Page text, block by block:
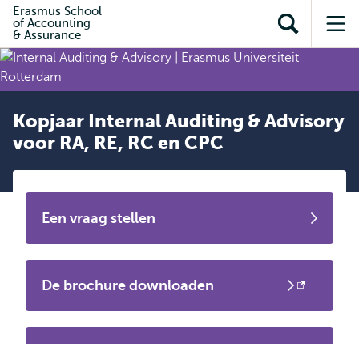
inhoud
gaan
gaan
Direct naar
subnavigatie
Erasmus School
of Accounting
& Assurance
Toon
zoekveld
Kopjaar Internal Auditing & Advisory
voor RA, RE, RC en CPC
Een vraag stellen
De brochure downloaden
Opent
extern